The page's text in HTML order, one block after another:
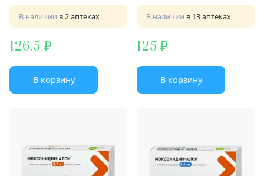
В наличии в 2 аптеках
126,5
В корзину
В наличии в 13 аптеках
125
В корзину